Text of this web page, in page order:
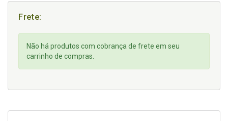
Frete:
Não há produtos com cobrança de frete em seu
carrinho de compras.